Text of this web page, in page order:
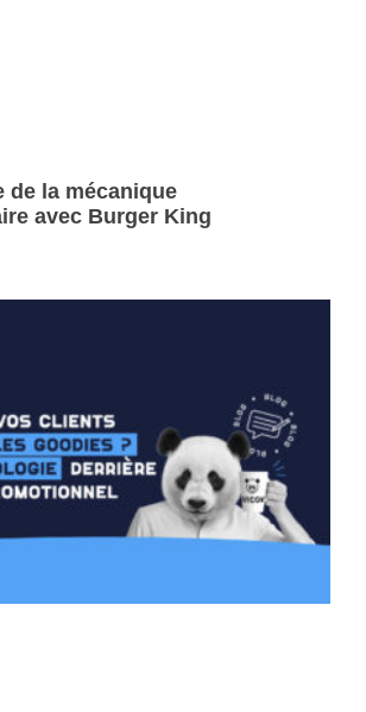
de la mécanique
avec Burger King